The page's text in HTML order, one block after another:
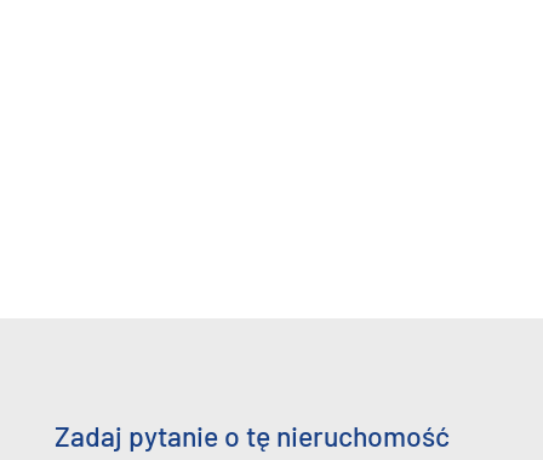
Zadaj pytanie o tę nieruchomość